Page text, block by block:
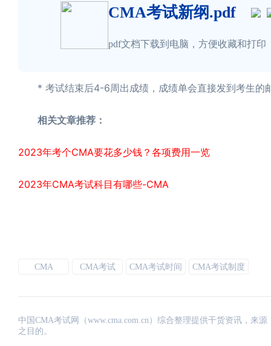
CMA考试新纲.pdf
pdf文档下载到电脑，方便收藏和打印
* 考试结束后4-6周出成绩，成绩单会直接发到考生的
相关文章推荐：
2023年考个CMA要花多少钱？各项费用一览
2023年CMA考试科目有哪些-CMA
CMA CMA考试 CMA考试时间 CMA考试制度
中国CMA考试网（www.cma.com.cn）综合整理提供干货资讯，来
之目的。